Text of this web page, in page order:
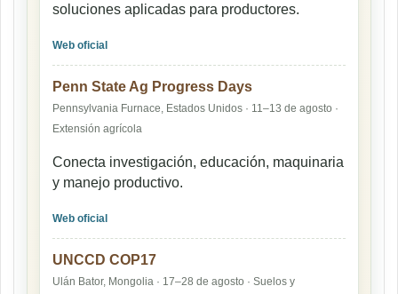
soluciones aplicadas para productores.
Web oficial
Penn State Ag Progress Days
Pennsylvania Furnace, Estados Unidos · 11–13 de agosto ·
Extensión agrícola
Conecta investigación, educación, maquinaria
y manejo productivo.
Web oficial
UNCCD COP17
Ulán Bator, Mongolia · 17–28 de agosto · Suelos y